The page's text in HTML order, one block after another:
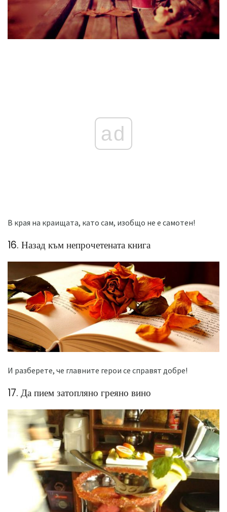
ad
В края на краищата, като сам, изобщо не е самотен!
16. Назад към непрочетената книга
И разберете, че главните герои се справят добре!
17. Да пием затопляно греяно вино